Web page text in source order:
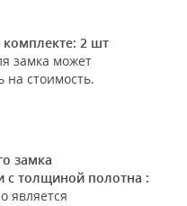
2 шт
замка может
на стоимость.
замка
с толщиной полотна :
является